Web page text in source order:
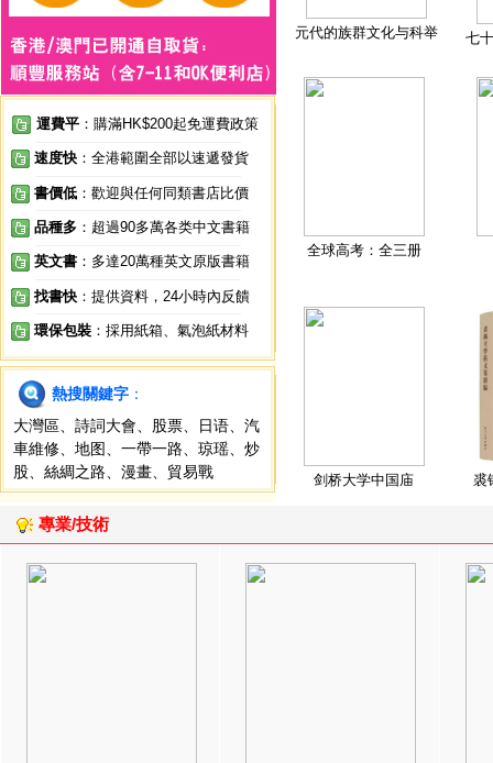
運費平 ：購滿HK$200起免運費政策
速度快 ：全港範圍全部以速遞發貨
書價低 ：歡迎與任何同類書店比價
品種多 ：超過90多萬各类中文書籍
英文書 ：多達20萬種英文原版書籍
找書快 ：提供資料，24小時內反饋
環保包裝 ：採用紙箱、氣泡紙材料
熱搜關鍵字 ：
大灣區
詩詞大會 股票 日语
汽
車維修
地图 一帶一路 琼瑶
炒
股
絲綢之路 漫畫 貿易戰
元代的族群文化与科举 七
全球高考：全三册
剑桥大学中国庙 裘
專業/技術